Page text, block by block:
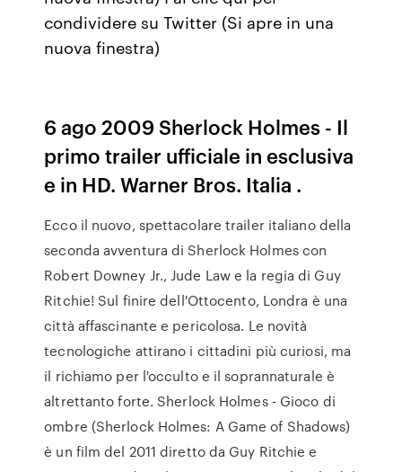
condividere su Twitter (Si apre in una
nuova finestra)
6 ago 2009 Sherlock Holmes - Il
primo trailer ufficiale in esclusiva
e in HD. Warner Bros. Italia .
Ecco il nuovo, spettacolare trailer italiano della
seconda avventura di Sherlock Holmes con
Robert Downey Jr., Jude Law e la regia di Guy
Ritchie! Sul finire dell'Ottocento, Londra è una
città affascinante e pericolosa. Le novità
tecnologiche attirano i cittadini più curiosi, ma
il richiamo per l'occulto e il soprannaturale è
altrettanto forte. Sherlock Holmes - Gioco di
ombre (Sherlock Holmes: A Game of Shadows)
è un film del 2011 diretto da Guy Ritchie e